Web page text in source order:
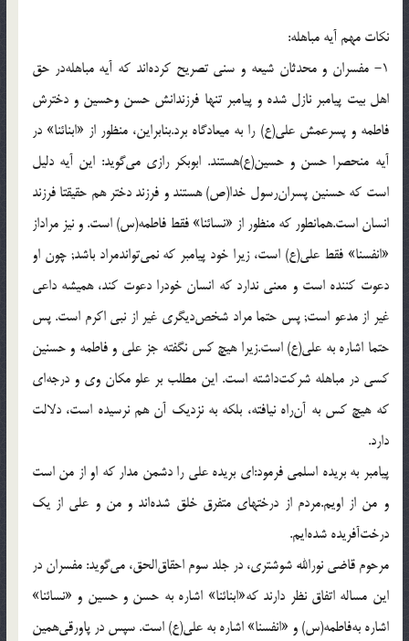
نكات مهم آيه مباهله:
1- مفسران و محدثان شيعه و سنى تصريح كرده‌اند كه آيه مباهله‌در حق
اهل بيت پيامبر نازل شده و پيامبر تنها فرزندانش حسن وحسين و دخترش
فاطمه و پسرعمش على(ع) را به ميعادگاه برد.بنابراين، منظور از «ابنائنا» در
آيه منحصرا حسن و حسين(ع)هستند. ابوبكر رازى مى‌گويد: اين آيه دليل
است كه حسنين پسران‌رسول خدا(ص) هستند و فرزند دختر هم حقيقتا فرزند
انسان است.همانطور كه منظور از «نسائنا» فقط فاطمه(س) است. و نيز مراداز
«انفسنا» فقط على(ع) است، زيرا خود پيامبر كه نمى‌تواندمراد باشد; چون او
دعوت كننده است و معنى ندارد كه انسان خودرا دعوت كند، هميشه داعى
غير از مدعو است; پس حتما مراد شخص‌ديگرى غير از نبى اكرم است. پس
حتما اشاره به على(ع) است.زيرا هيچ كس نگفته جز على و فاطمه و حسنين
كسى در مباهله شركت‌داشته است. اين مطلب بر علو مكان وى و درجه‌اى
كه هيچ كس به آن‌راه نيافته، بلكه به نزديك آن هم نرسيده است، دلالت
دارد.
پيامبر به بريده اسلمى فرمود:اى بريده على را دشمن مدار كه او از من است
و من از اويم.مردم از درختهاى متفرق خلق شده‌اند و من و على از يك
درخت‌آفريده شده‌ايم.
مرحوم قاضى نورالله شوشترى، در جلد سوم احقاق‌الحق، مى‌گويد: مفسران در
اين مساله اتفاق نظر دارند كه‌«ابنائنا» اشاره به حسن و حسين و «نسائنا»
اشاره به‌فاطمه(س) و «انفسنا» اشاره به على(ع) است. سپس در پاورقى‌همين